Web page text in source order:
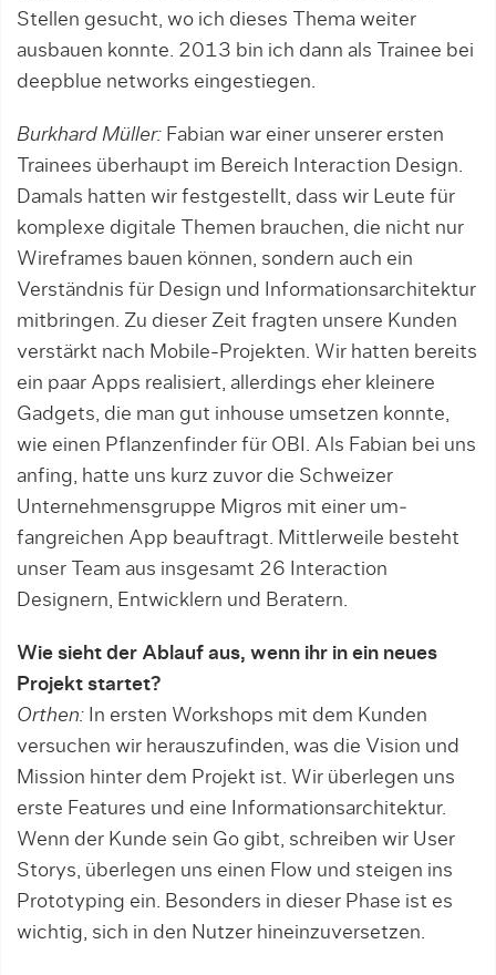
Stellen gesucht, wo ich dieses Thema weiter
ausbauen konnte. 2013 bin ich dann als Trainee bei
deepblue networks eingestiegen.
Burkhard Müller: Fabian war einer unse­rer ersten
Trainees überhaupt im Bereich Interaction Design.
Damals hatten wir fest­gestellt, dass wir Leute für
komplexe digitale Themen brauchen, die nicht nur
Wire­frames bauen können, sondern auch ein
Verständnis für Design und Informations­architektur
mitbringen. Zu dieser Zeit frag­ten unsere Kunden
verstärkt nach Mo­bile-Projekten. Wir hatten bereits
ein paar Apps realisiert, allerdings eher kleinere
Gadgets, die man gut inhouse umsetzen konnte,
wie einen Pflanzenfinder für OBI. Als Fabi­an bei uns
anfing, hatte uns kurz zuvor die Schweizer
Unternehmensgruppe Migros mit einer um­
fangreichen App beauftragt. Mittlerweile besteht
unser Team aus insgesamt 26 Interaction
Designern, Entwick­lern und Beratern.
Wie sieht der Ablauf aus, wenn ihr in ein neues
Projekt startet?
Orthen: In ersten Workshops mit dem Kun­den
versuchen wir herauszufinden, was die Vision und
Mission hinter dem Pro­jekt ist. Wir überlegen uns
erste Features und eine Informationsarchitektur.
Wenn der Kunde sein Go gibt, schreiben wir User
Storys, überlegen uns einen Flow und steigen ins
Prototyping ein. Besonders in dieser Phase ist es
wichtig, sich in den Nutzer hineinzuversetzen.